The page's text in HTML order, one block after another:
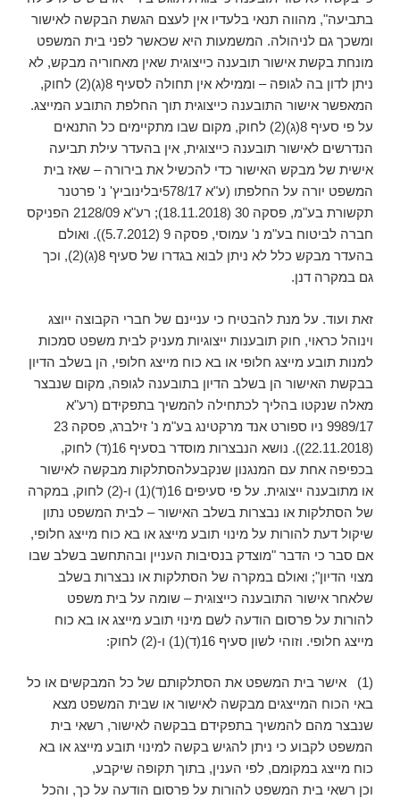
בתביעה", מהווה תנאי בלעדיו אין לעצם הגשת הבקשה לאישור
ומשכך גם לניהולה. המשמעות היא שכאשר לפני בית המשפט
מונחת בקשת אישור תובענה כייצוגית שאין מאחוריה מבקש, לא
ניתן לדון בה לגופה – וממילא אין תחולה לסעיף 8(ג)(2) לחוק,
המאפשר אישור התובענה כייצוגית תוך החלפת התובע המייצג.
על פי סעיף 8(ג)(2) לחוק, מקום שבו מתקיימים כל התנאים
הנדרשים לאישור תובענה כייצוגית, אין בהעדר עילת תביעה
אישית של מבקש האישור כדי להכשיל את בירורה – שאז בית
המשפט יורה על החלפתו (ע"א 578/17יבלינוביץ' נ' פרטנר
תקשורת בע"מ, פסקה 30 (18.11.2018); רע"א 2128/09 הפניקס
חברה לביטוח בע"מ נ' עמוסי, פסקה 9 (5.7.2012)). ואולם
בהעדר מבקש כלל לא ניתן לבוא בגדרו של סעיף 8(ג)(2), וכך
גם במקרה דנן.
זאת ועוד. על מנת להבטיח כי עניינם של חברי הקבוצה ייוצג
וינוהל כראוי, חוק תובענות ייצוגיות מעניק לבית משפט סמכות
למנות תובע מייצג חלופי או בא כוח מייצג חלופי, הן בשלב הדיון
בבקשת האישור הן בשלב הדיון בתובענה לגופה, מקום שנבצר
מאלה שנקטו בהליך לכתחילה להמשיך בתפקידם (רע"א
9989/17 ניו ספורט אנד מרקטינג בע"מ נ' זילברג, פסקה 23
(22.11.2018)). נושא הנבצרות מוסדר בסעיף 16(ד) לחוק,
בכפיפה אחת עם המנגנון שנקבעלהסתלקות מבקשה לאישור
או מתובענה ייצוגית. על פי סעיפים 16(ד)(1) ו-(2) לחוק, במקרה
של הסתלקות או נבצרות בשלב האישור – לבית המשפט נתון
שיקול דעת להורות על מינוי תובע מייצג או בא כוח מייצג חלופי,
אם סבר כי הדבר "מוצדק בנסיבות העניין ובהתחשב בשלב שבו
מצוי הדיון"; ואולם במקרה של הסתלקות או נבצרות בשלב
שלאחר אישור התובענה כייצוגית – שומה על בית משפט
להורות על פרסום הודעה לשם מינוי תובע מייצג או בא כוח
מייצג חלופי. וזוהי לשון סעיף 16(ד)(1) ו-(2) לחוק:
(1) אישר בית המשפט את הסתלקותם של כל המבקשים או כל
באי הכוח המייצגים מבקשה לאישור או שבית המשפט מצא
שנבצר מהם להמשיך בתפקידם בבקשה לאישור, רשאי בית
המשפט לקבוע כי ניתן להגיש בקשה למינוי תובע מייצג או בא
כוח מייצג במקומם, לפי הענין, בתוך תקופה שיקבע,
וכן רשאי בית המשפט להורות על פרסום הודעה על כך, והכל